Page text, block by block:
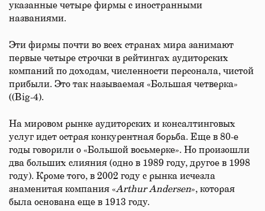
указанные четыре фирмы с иностранными
названиями.
Эти фирмы почти во всех странах мира занимают
первые четыре строчки в рейтингах аудиторских
компаний по доходам, численности персонала, чистой
прибыли. Это так называемая «Большая четверка»
((Big-4).
На мировом рынке аудиторских и консалтинговых
услуг идет острая конкурентная борьба. Еще в 80-е
годы говорили о «Большой восьмерке». Но произошли
два больших слияния (одно в 1989 году, другое в 1998
году). Кроме того, в 2002 году с рынка исчезла
знаменитая компания «Arthur Andersen», которая
была основана еще в 1913 году.